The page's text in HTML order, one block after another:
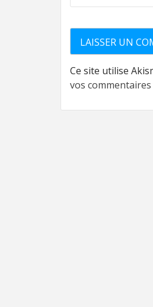
Ce site utilise
vos